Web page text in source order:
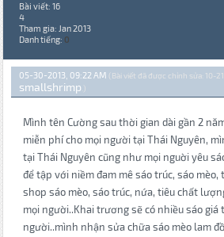
Bài viết: 16
4
Tham gia: Jan 2013
Danh tiếng: 0
05-30-2013, 09:22 AM (Bài viết đã được chỉnh sửa: 10-
smallshrimp .)
Mình tên Cường sau thời gian dài gần 2
miễn phí cho mọi người tại Thái Nguyên,
tại Thái Nguyên cũng như mọi nguời yêu
để tập với niềm đam mê sáo trúc, sáo mèo,
shop sáo mèo, sáo trúc, nứa, tiêu chất
mọi người..Khai trương sẽ có nhiều sáo
người..mình nhận sửa chữa sáo mèo lam